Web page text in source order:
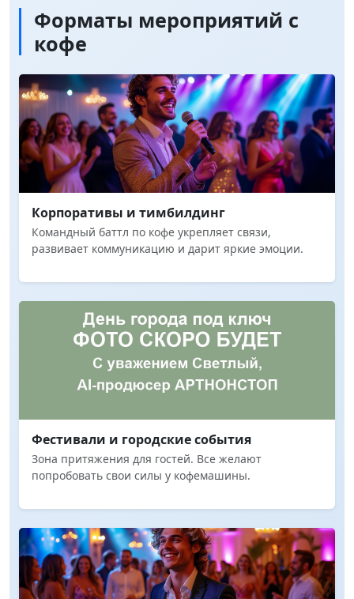
Форматы мероприятий с
кофе
Корпоративы и тимбилдинг
Командный баттл по кофе укрепляет связи,
развивает коммуникацию и дарит яркие эмоции.
Фестивали и городские события
Зона притяжения для гостей. Все желают
попробовать свои силы у кофемашины.